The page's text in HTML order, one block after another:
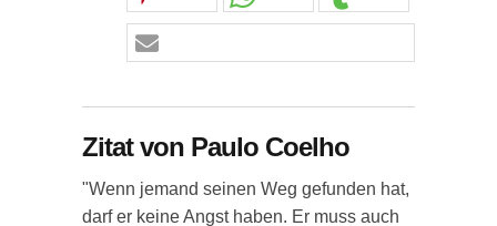
Zitat von Paulo Coelho
"Wenn jemand seinen Weg gefunden hat,
darf er keine Angst haben. Er muss auch